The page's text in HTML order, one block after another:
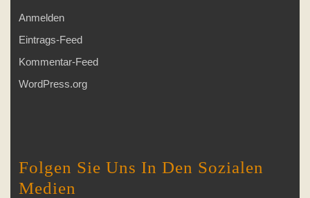
Anmelden
Eintrags-Feed
Kommentar-Feed
WordPress.org
Folgen Sie Uns In Den Sozialen
Medien